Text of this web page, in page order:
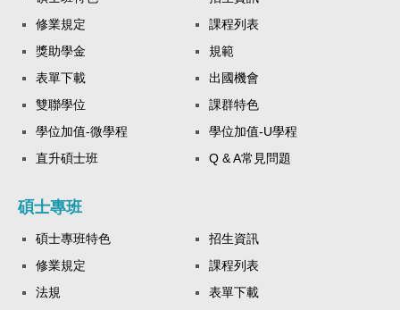
修業規定
課程列表
獎助學金
規範
表單下載
出國機會
雙聯學位
課群特色
學位加值-微學程
學位加值-U學程
直升碩士班
Q & A常見問題
碩士專班
碩士專班特色
招生資訊
修業規定
課程列表
法規
表單下載